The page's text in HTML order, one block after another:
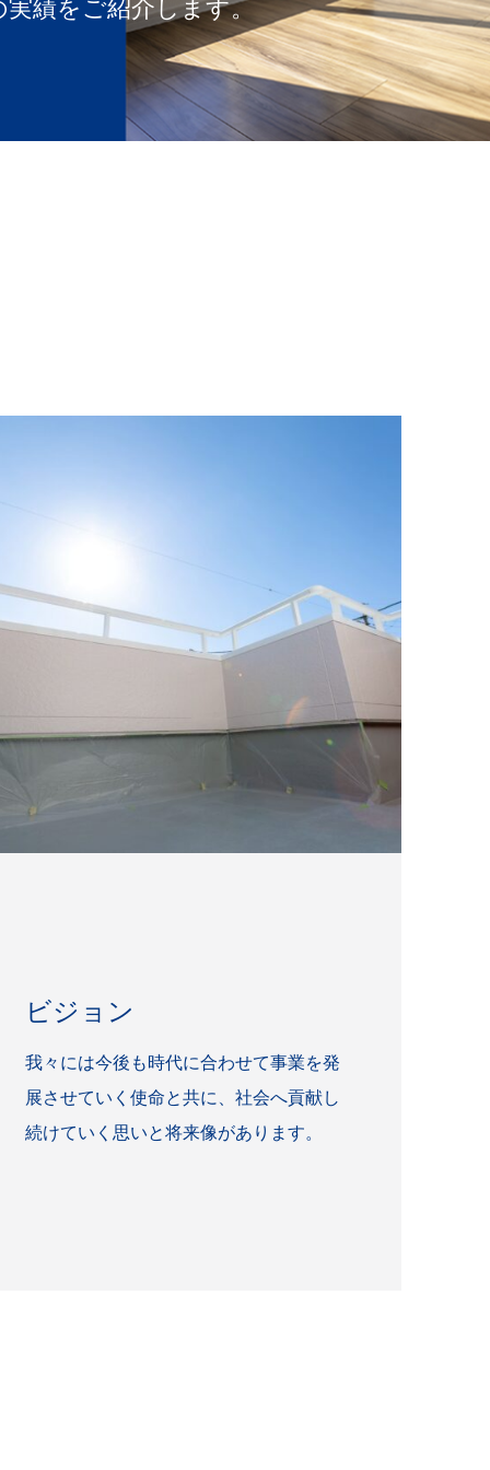
績をご紹介します。
ビジョン
我々には今後も時代に合わせて事業を発
展させていく使命と共に、社会へ貢献し
続けていく思いと将来像があります。